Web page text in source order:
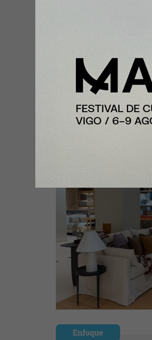
Mango Home
en España con
Valencia
Enfoque